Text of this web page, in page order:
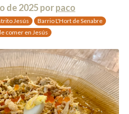
de 2025porpaco
Jesús
Barrio L'Hort de Senabre
comer en Jesús